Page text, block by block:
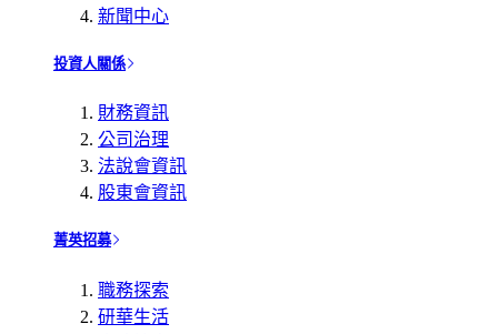
新聞中心
投資人關係
財務資訊
公司治理
法說會資訊
股東會資訊
菁英招募
職務探索
研華生活